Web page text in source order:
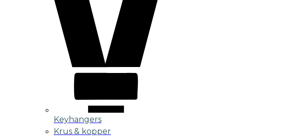
Keyhangers
Krus & kopper